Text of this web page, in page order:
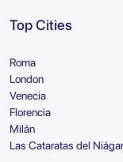
Top Cities
Roma
London
Venecia
Florencia
Milán
Las Cataratas del